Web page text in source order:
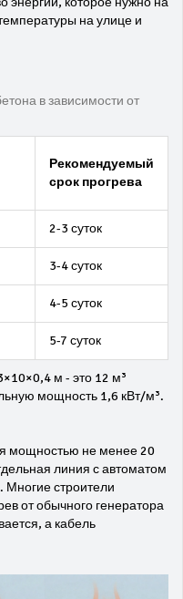
на улице и
в зависимости от
Рекомендуемый
срок прогрева
2-3 суток
3-4 суток
4-5 суток
5-7 суток
м - это 12 м³
мощность 1,6 кВт/м³.
мощностью не менее 20
линия с автоматом
строители
от обычного генератора
а кабель